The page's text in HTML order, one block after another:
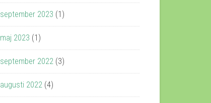
september 2023 (1)
maj 2023 (1)
september 2022 (3)
augusti 2022 (4)